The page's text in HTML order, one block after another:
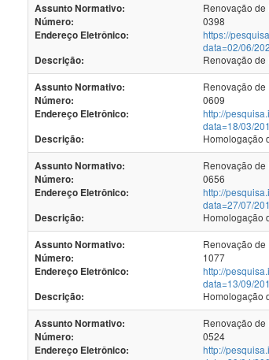
Assunto Normativo: Renovação
Número:
0398
Endereço Eletrônico:
https://
data=02/06/
Descrição:
Renovação de
Assunto Normativo: Renovação
Número:
0609
Endereço Eletrônico:
http://
data=18/03/
Descrição:
Homologação
Assunto Normativo: Renovação
Número:
0656
Endereço Eletrônico:
http://
data=27/07/
Descrição:
Homologação
Assunto Normativo: Renovação
Número:
1077
Endereço Eletrônico:
http://
data=13/09/
Descrição:
Homologação
Assunto Normativo: Renovação
Número:
0524
Endereço Eletrônico:
http://